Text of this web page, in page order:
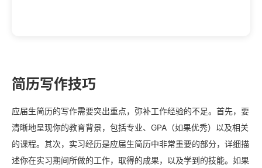
简历写作技巧
应届生简历的写作需要突出重点，弥补工作经验的不足。首先，要
清晰地呈现你的教育背景，包括专业、GPA（如果优秀）以及相关
的课程。其次，实习经历是应届生简历中非常重要的部分，详细描
述你在实习期间所做的工作，取得的成果，以及学到的技能。如果